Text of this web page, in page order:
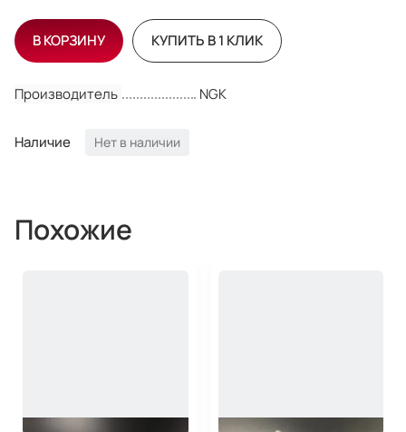
Производитель NGK
Наличие Нет в наличии
В КОРЗИНУ КУПИТЬ В 1 КЛИК
Похожие